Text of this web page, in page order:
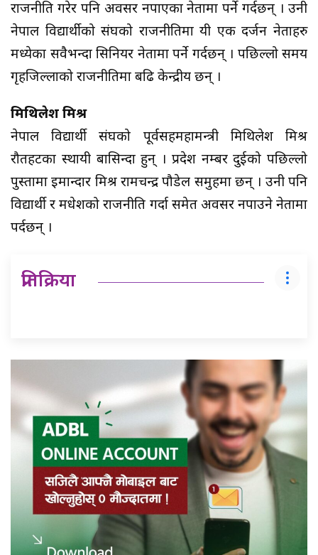
राजनीति गरेर पनि अवसर नपाएका नेतामा पर्ने गर्दछन् । उनी
नेपाल विद्यार्थीको संघको राजनीतिमा यी एक दर्जन नेताहरु
मध्येका सवैभन्दा सिनियर नेतामा पर्ने गर्दछन् । पछिल्लो समय
गृहजिल्लाको राजनीतिमा बढि केन्द्रीय छन् ।
मिथिलेश मिश्र
नेपाल विद्यार्थी संघको पूर्वसहमहामन्त्री मिथिलेश मिश्र
रौतहटका स्थायी बासिन्दा हुन् । प्रदेश नम्बर दुईको पछिल्लो
पुस्तामा इमान्दार मिश्र रामचन्द्र पौडेल समुहमा छन् । उनी पनि
विद्यार्थी र मधेशको राजनीति गर्दा समेत अवसर नपाउने नेतामा
पर्दछन् ।
प्रतिक्रिया